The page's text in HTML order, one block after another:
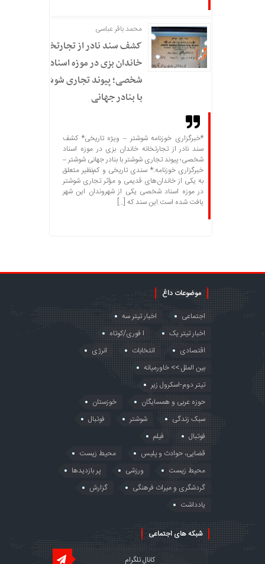
محمد باقر عباسی
کشف سند نادر از تجارتخانه
خاندان بزی در موزه اسناد
شخصی؛ پیوند تجاری شوشتر
با بنادر جهانی
*خبرگزاری خوزنامه شوشتر – ویژه تاریخی* کشف
سند نادر از تجارتخانه خاندان بزی در موزه اسناد
شخصی؛ پیوند تجاری شوشتر با بنادر جهانی شوشتر –
خبرگزاری خوزنامه:* سندی تاریخی و کم‌نظیر متعلق
به یکی از خاندان‌های قدیمی و مؤثر تجاری شوشتر
در موزه اسناد شخصی یکی از شهروندان این شهر
یافت شده است.این سند که […]
موضوعات داغ
اجتماعی
اخبار تیتر سه
اخبار تیتر یک
ا فوری/کوتاه
اقتصادی
انتخابات
انرژی
بین الملل >> خاورمیانه
تیتر دوم-اسکرول زیر
حوزه عربی و همسایگان
خوزستان
سبک زندگی
شوشتر
فوتبال
فوتبال
فیلم
قضایی، حوادث و پلیس
محیط زیست
محیط زیست
ورزشی
پر بازدیدها
گردشگری و میراث فرهنگی
گزارش
یادداشت
شبکه های اجتماعی
کانال تلگرام